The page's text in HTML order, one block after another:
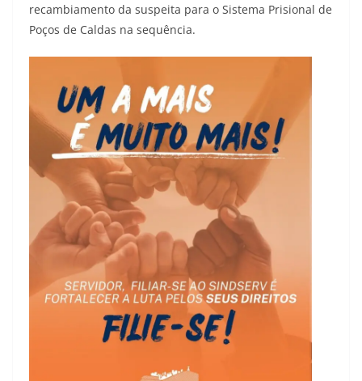
recambiamento da suspeita para o Sistema Prisional de
Poços de Caldas na sequência.